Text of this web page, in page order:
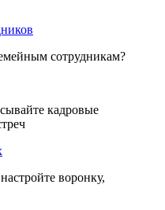
сотрудникам?
кадровые
воронку,